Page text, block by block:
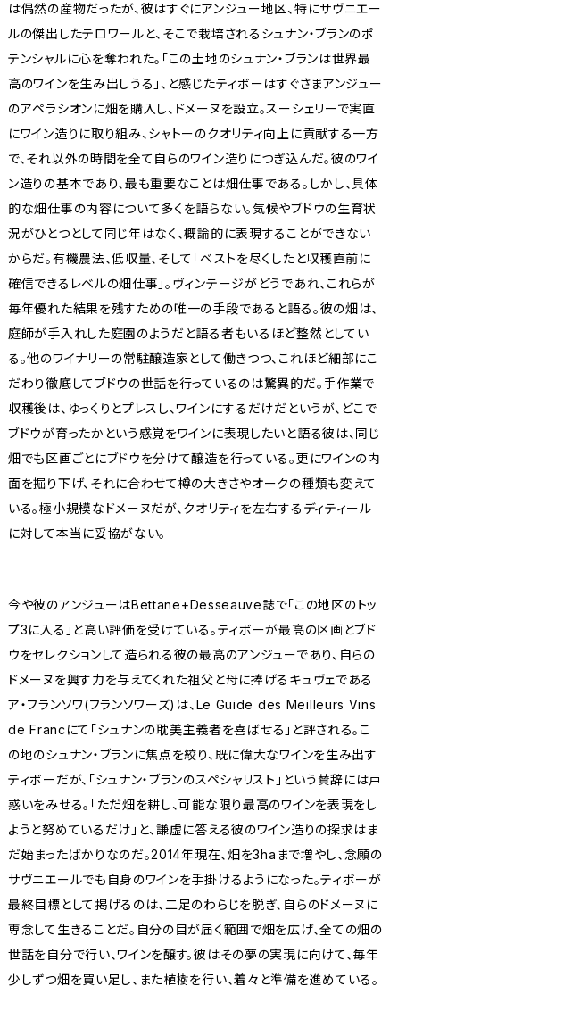
は偶然の産物だったが、彼はすぐにアンジュー地区、特にサヴニエー
ルの傑出したテロワールと、そこで栽培されるシュナン・ブランのポ
テンシャルに心を奪われた。「この土地のシュナン・ブランは世界最
高のワインを生み出しうる」、と感じたティボーはすぐさまアンジュー
のアペラシオンに畑を購入し、ドメーヌを設立。スーシェリーで実直
にワイン造りに取り組み、シャトーのクオリティ向上に貢献する一方
で、それ以外の時間を全て自らのワイン造りにつぎ込んだ。彼のワイ
ン造りの基本であり、最も重要なことは畑仕事である。しかし、具体
的な畑仕事の内容について多くを語らない。気候やブドウの生育状
況がひとつとして同じ年はなく、概論的に表現することができない
からだ。有機農法、低収量、そして「ベストを尽くしたと収穫直前に
確信できるレベルの畑仕事」。ヴィンテージがどうであれ、これらが
毎年優れた結果を残すための唯一の手段であると語る。彼の畑は、
庭師が手入れした庭園のようだと語る者もいるほど整然としてい
る。他のワイナリーの常駐醸造家として働きつつ、これほど細部にこ
だわり徹底してブドウの世話を行っているのは驚異的だ。手作業で
収穫後は、ゆっくりとプレスし、ワインにするだけだというが、どこで
ブドウが育ったかという感覚をワインに表現したいと語る彼は、同じ
畑でも区画ごとにブドウを分けて醸造を行っている。更にワインの内
面を掘り下げ、それに合わせて樽の大きさやオークの種類も変えて
いる。極小規模なドメーヌだが、クオリティを左右するディティール
に対して本当に妥協がない。
今や彼のアンジューはBettane+Desseauve誌で「この地区のトッ
プ3に入る」と高い評価を受けている。ティボーが最高の区画とブド
ウをセレクションして造られる彼の最高のアンジューであり、自らの
ドメーヌを興す力を与えてくれた祖父と母に捧げるキュヴェである
ア・フランソワ(フランソワーズ)は、Le Guide des Meilleurs Vins
de Francにて「シュナンの耽美主義者を喜ばせる」と評される。こ
の地のシュナン・ブランに焦点を絞り、既に偉大なワインを生み出す
ティボーだが、「シュナン・ブランのスペシャリスト」という賛辞には戸
惑いをみせる。「ただ畑を耕し、可能な限り最高のワインを表現をし
ようと努めているだけ」と、謙虚に答える彼のワイン造りの探求はま
だ始まったばかりなのだ。2014年現在、畑を3haまで増やし、念願の
サヴニエールでも自身のワインを手掛けるようになった。ティボーが
最終目標として掲げるのは、二足のわらじを脱ぎ、自らのドメーヌに
専念して生きることだ。自分の目が届く範囲で畑を広げ、全ての畑の
世話を自分で行い、ワインを醸す。彼はその夢の実現に向けて、毎年
少しずつ畑を買い足し、また植樹を行い、着々と準備を進めている。